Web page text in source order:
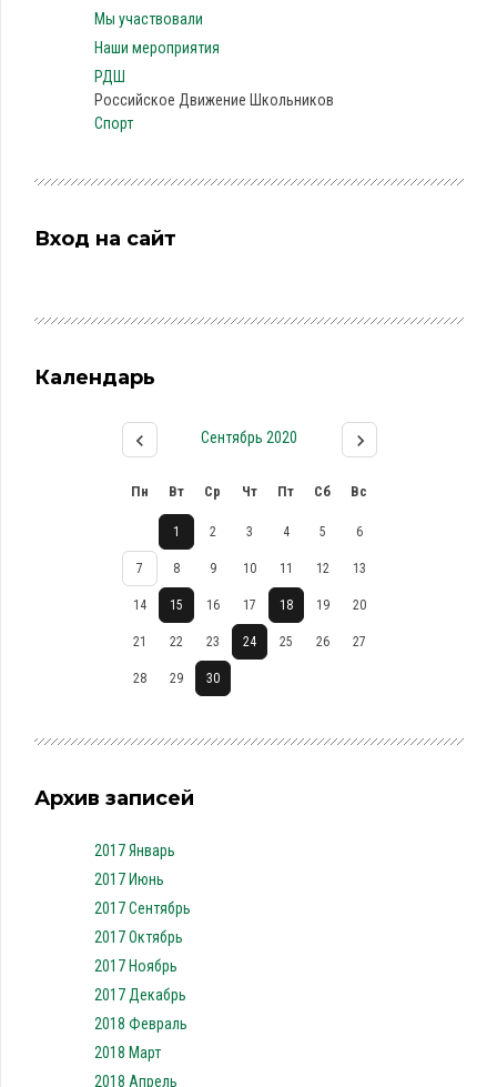
Мы участвовали
Наши мероприятия
РДШ
Российское Движение Школьников
Спорт
Вход на сайт
Календарь
Сентябрь 2020
Пн Вт Ср Чт Пт Сб Вс
1 2 3 4 5 6
7 8 9 10 11 12 13
14 15 16 17 18 19 20
21 22 23 24 25 26 27
28 29 30
Архив записей
2017 Январь
2017 Июнь
2017 Сентябрь
2017 Октябрь
2017 Ноябрь
2017 Декабрь
2018 Февраль
2018 Март
2018 Апрель